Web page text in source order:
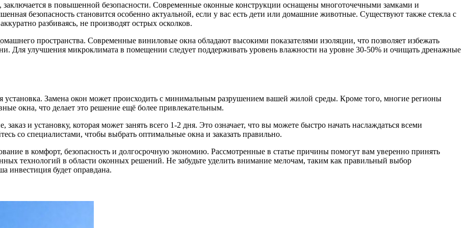
в повышенной безопасности. Современные оконные конструкции оснащены многоточечными замками и
безопасность становится особенно актуальной, если у вас есть дети или домашние животные. Существуют также стекла с
разбиваясь, не производят острых осколков.
пространства. Современные виниловые окна обладают высокими показателями изоляции, что позволяет избежать
Для улучшения микроклимата в помещении следует поддерживать уровень влажности на уровне 30-50% и очищать дренажные
установка. Замена окон может происходить с минимальным разрушением вашей жилой среды. Кроме того, многие регионы
окна, что делает это решение ещё более привлекательным.
и установку, которая может занять всего 1-2 дня. Это означает, что вы можете быстро начать наслаждаться всеми
со специалистами, чтобы выбрать оптимальные окна и заказать правильно.
в комфорт, безопасность и долгосрочную экономию. Рассмотренные в статье причины помогут вам уверенно принять
технологий в области оконных решений. Не забудьте уделить внимание мелочам, таким как правильный выбор
инвестиция будет оправдана.